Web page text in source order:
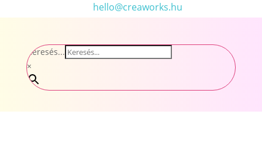
hello@creaworks.hu
Keresés...
×